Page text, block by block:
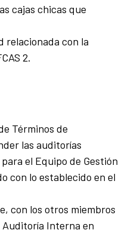
cajas chicas que
relacionada con la
2.
Términos de
las auditorías
el Equipo de Gestión
con lo establecido en el
con los otros miembros
Auditoría Interna en